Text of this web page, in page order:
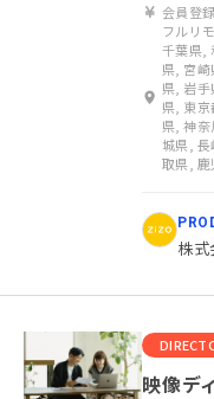
会員登
フルリ
千葉県,
県, 宮
県, 岩
県, 東
県, 神
城県,
取県, 鹿
株
映像デ